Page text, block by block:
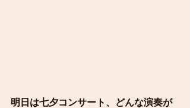
明日は七夕コンサート、どんな演奏が